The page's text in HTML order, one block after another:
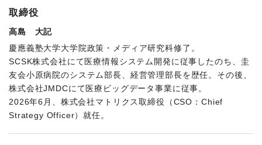
取締役
高島 大記
慶應義塾大学大学院政策・メディア研究科修了。
SCSK株式会社にて医療情報システム開発に従事したのち、圭
友会小原病院のシステム部長、経営管理部長を歴任。その後、
株式会社JMDCにて医療ビッグデータ事業に従事。
2026年6月、株式会社マトリクス取締役（CSO：Chief
Strategy Officer）就任。